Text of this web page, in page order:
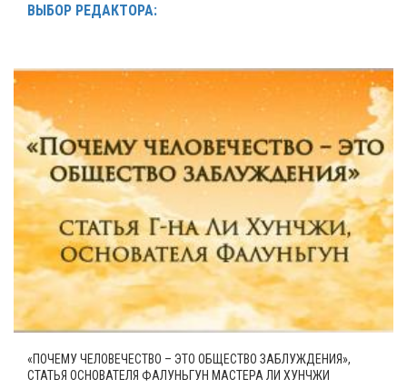
ВЫБОР РЕДАКТОРА:
«ПОЧЕМУ ЧЕЛОВЕЧЕСТВО – ЭТО ОБЩЕСТВО ЗАБЛУЖДЕНИЯ»,
СТАТЬЯ ОСНОВАТЕЛЯ ФАЛУНЬГУН МАСТЕРА ЛИ ХУНЧЖИ